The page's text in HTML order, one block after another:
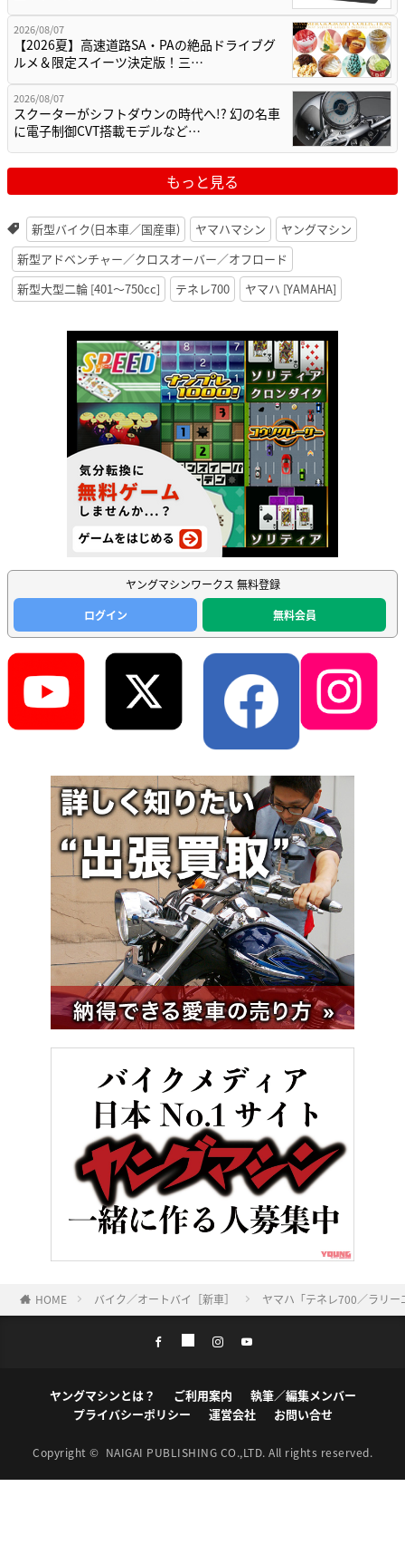
2026/08/07
【2026夏】高速道路SA・PAの絶品ドライブグ
ルメ＆限定スイーツ決定版！三…
2026/08/07
スクーターがシフトダウンの時代へ!? 幻の名車
に電子制御CVT搭載モデルなど…
もっと見る
新型バイク(日本車／国産車) ヤマハマシン
ヤングマシン
新型アドベンチャー／クロスオーバー／オフロード
新型大型二輪 [401〜750cc]
テネレ700 ヤマハ [YAMAHA]
ヤングマシンワークス 無料登録
ログイン
無料会員
HOME バイク／オートバイ［新車］ ヤマハ「テネレ700／ラリ
ヤングマシンとは？ ご利用案内
執筆／編集メンバー
プライバシーポリシー
運営会社 お問い合せ
Copyright © NAIGAI PUBLISHING CO.,LTD. All rights reserved.